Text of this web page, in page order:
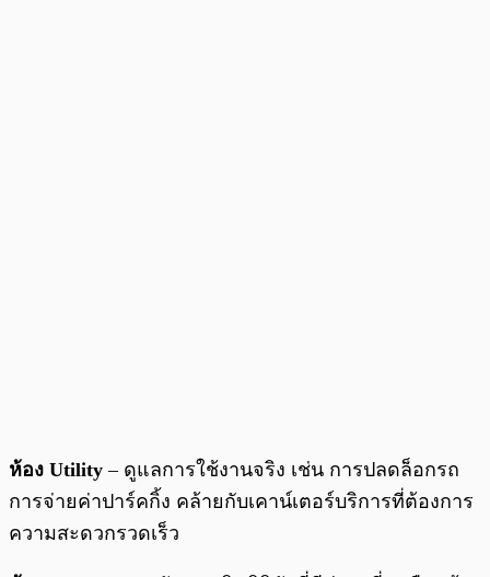
ห้อง Utility – ดูแลการใช้งานจริง เช่น การปลดล็อกรถ
การจ่ายค่าปาร์คกิ้ง คล้ายกับเคาน์เตอร์บริการที่ต้องการ
ความสะดวกรวดเร็ว